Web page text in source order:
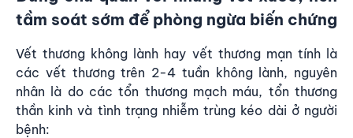
tầm soát sớm để phòng ngừa biến chứng
Vết thương không lành hay vết thương mạn tính là
các vết thương trên 2-4 tuần không lành, nguyên
nhân là do các tổn thương mạch máu, tổn thương
thần kinh và tình trạng nhiễm trùng kéo dài ở người
bệnh: